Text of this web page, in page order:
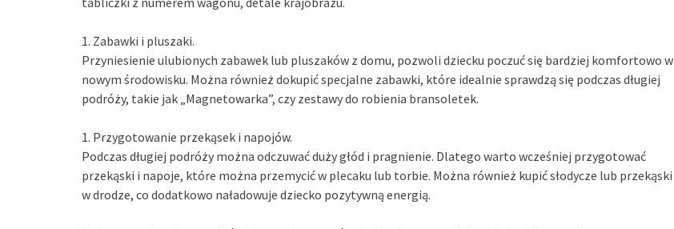
1. Zabawki i pluszaki.
Przyniesienie ulubionych zabawek lub pluszaków z domu, pozwoli dziecku poczuć się bardziej komfortowo w
nowym środowisku. Można również dokupić specjalne zabawki, które idealnie sprawdzą się podczas długiej
podróży, takie jak „Magnetowarka”, czy zestawy do robienia bransoletek.
1. Przygotowanie przekąsek i napojów.
Podczas długiej podróży można odczuwać duży głód i pragnienie. Dlatego warto wcześniej przygotować
przekąski i napoje, które można przemycić w plecaku lub torbie. Można również kupić słodycze lub przekąski
w drodze, co dodatkowo naładowuje dziecko pozytywną energią.